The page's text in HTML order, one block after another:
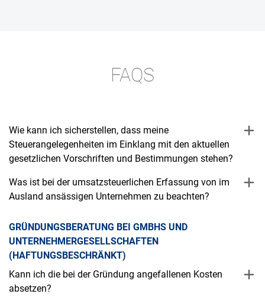
FAQS
Wie kann ich sicherstellen, dass meine
Steuerangelegenheiten im Einklang mit den aktuellen
gesetzlichen Vorschriften und Bestimmungen stehen?
Was ist bei der umsatzsteuerlichen Erfassung von im
Ausland ansässigen Unternehmen zu beachten?
GRÜNDUNGSBERATUNG BEI GMBHS UND
UNTERNEHMERGESELLSCHAFTEN
(HAFTUNGSBESCHRÄNKT)
Kann ich die bei der Gründung angefallenen Kosten
absetzen?